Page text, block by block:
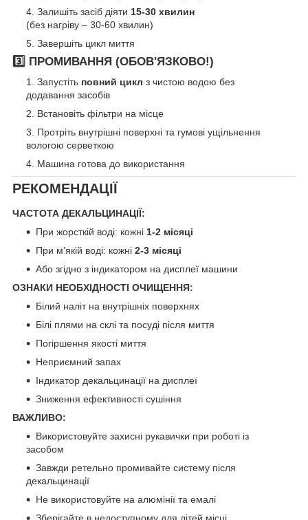
Залишіть засіб діяти 15-30 хвилин
(без нагріву – 30-60 хвилин)
Завершіть цикл миття
3️⃣ ПРОМИВАННЯ (ОБОВ'ЯЗКОВО!)
Запустіть повний цикл з чистою водою без
додавання засобів
Встановіть фільтри на місце
Протріть внутрішні поверхні та гумові ущільнення
вологою серветкою
Машина готова до використання
РЕКОМЕНДАЦІЇ
ЧАСТОТА ДЕКАЛЬЦИНАЦІЇ:
При жорсткій воді: кожні 1-2 місяці
При м'якій воді: кожні 2-3 місяці
Або згідно з індикатором на дисплеї машини
ОЗНАКИ НЕОБХІДНОСТІ ОЧИЩЕННЯ:
Білий наліт на внутрішніх поверхнях
Білі плями на склі та посуді після миття
Погіршення якості миття
Неприємний запах
Індикатор декальцинації на дисплеї
Зниження ефективності сушіння
ВАЖЛИВО:
Використовуйте захисні рукавички при роботі із
засобом
Завжди ретельно промивайте систему після
декальцинації
Не використовуйте на алюмінії та емалі